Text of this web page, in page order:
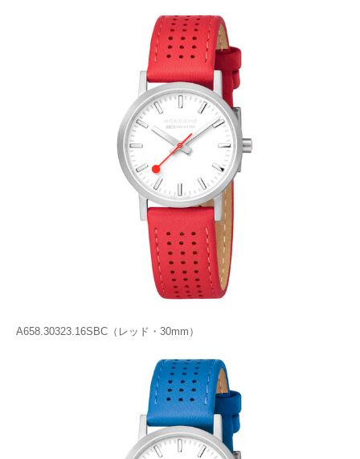
A658.30323.16SBC（レッド・30mm）